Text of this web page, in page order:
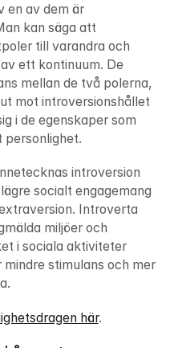
en av dem är
kan säga att
till varandra och
ett kontinuum. De
mellan de två polerna,
mot introversionshållet
i de egenskaper som
personlighet.
introversion
socialt engagemang
Introverta
miljöer och
i sociala aktiviteter
stimulans och mer
här.